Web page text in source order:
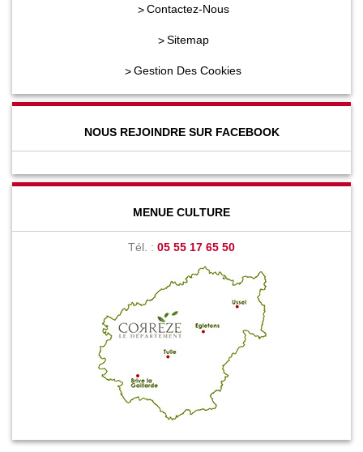
Contactez-Nous
Sitemap
Gestion Des Cookies
NOUS REJOINDRE SUR FACEBOOK
MENUE CULTURE
Tél. : 05 55 17 65 50